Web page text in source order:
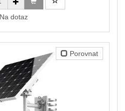
Na dotaz
Porovnat